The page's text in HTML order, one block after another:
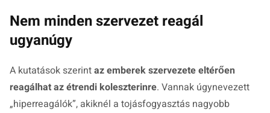
Nem minden szervezet reagál
ugyanúgy
A kutatások szerintaz emberek szervezete eltérően
reagálhat az étrendi koleszterinre. Vannak úgynevezett
„hiperreagálók”, akiknél a tojásfogyasztás nagyobb